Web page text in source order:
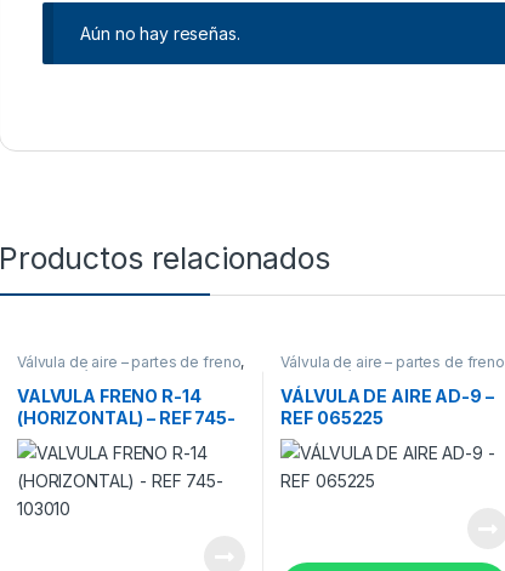
Aún no hay reseñas.
Productos relacionados
Válvula de aire – partes de freno,
Válvulas
VALVULA FRENO R-14
(HORIZONTAL) – REF 745-
103010
Válvula de aire – partes de freno
Válvulas
VÁLVULA DE AIRE AD-9 –
REF 065225